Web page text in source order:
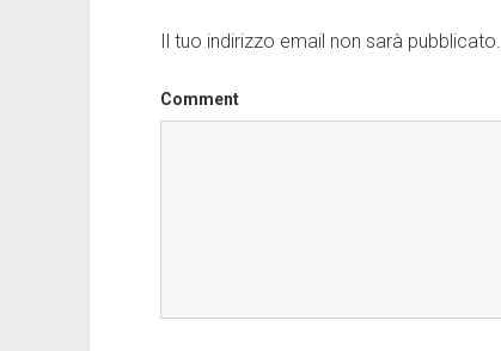
Il tuo indirizzo email non sarà pubblicato.
Comment